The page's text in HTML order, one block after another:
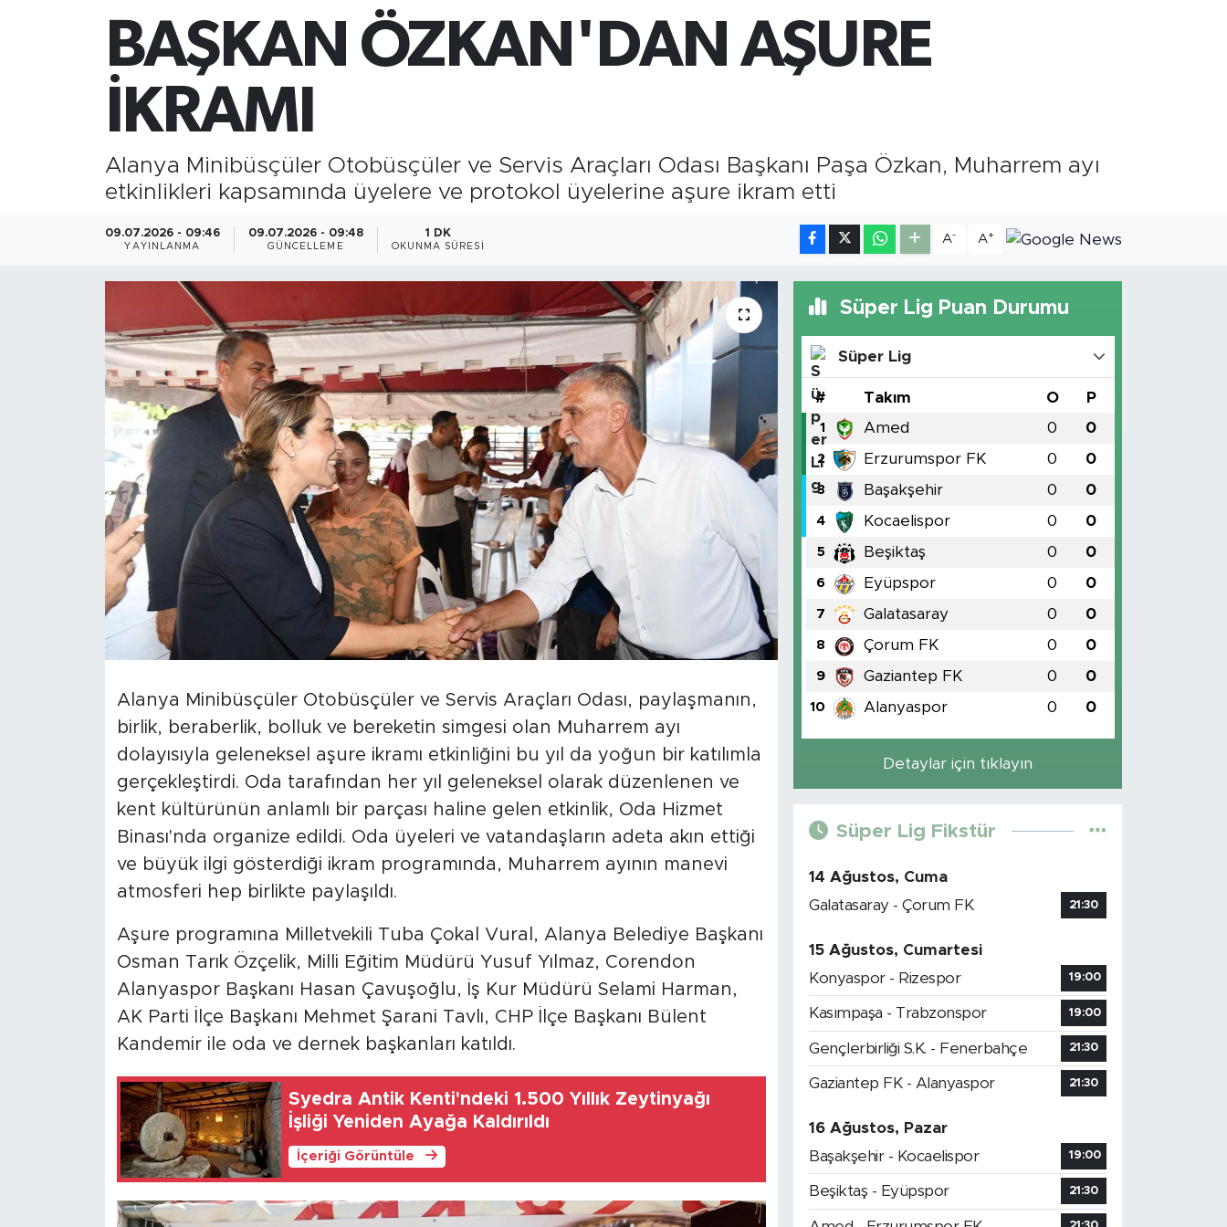
BİST100
13.799
%70
BITCOIN
64.225,61
BAŞKAN ÖZKAN'DAN AŞURE
İKRAMI
Alanya Minibüsçüler Otobüsçüler ve Servis Araçları Odası Başkanı Paşa Özkan, Muharrem ayı
etkinlikleri kapsamında üyelere ve protokol üyelerine aşure ikram etti
09.07.2026 - 09:46
YAYINLANMA
09.07.2026 - 09:48
GÜNCELLEME
1 DK
OKUNMA SÜRESI
A- A+
Alanya Minibüsçüler Otobüsçüler ve Servis Araçları Odası, paylaşmanın,
birlik, beraberlik, bolluk ve bereketin simgesi olan Muharrem ayı
dolayısıyla geleneksel aşure ikramı etkinliğini bu yıl da yoğun bir katılımla
gerçekleştirdi. Oda tarafından her yıl geleneksel olarak düzenlenen ve
kent kültürünün anlamlı bir parçası haline gelen etkinlik, Oda Hizmet
Binası'nda organize edildi. Oda üyeleri ve vatandaşların adeta akın ettiği
ve büyük ilgi gösterdiği ikram programında, Muharrem ayının manevi
atmosferi hep birlikte paylaşıldı.
Aşure programına Milletvekili Tuba Çokal Vural, Alanya Belediye Başkanı
Osman Tarık Özçelik, Milli Eğitim Müdürü Yusuf Yılmaz, Corendon
Alanyaspor Başkanı Hasan Çavuşoğlu, İş Kur Müdürü Selami Harman,
AK Parti İlçe Başkanı Mehmet Şarani Tavlı, CHP İlçe Başkanı Bülent
Kandemir ile oda ve dernek başkanları katıldı.
Syedra Antik Kenti'ndeki 1.500 Yıllık Zeytinyağı
İşliği Yeniden Ayağa Kaldırıldı
İçeriği Görüntüle
Süper Lig Puan Durumu
Süper Lig
# Takım O P
1 Amed 0 0
2 Erzurumspor FK 0 0
3 Başakşehir 0 0
4 Kocaelispor 0 0
5 Beşiktaş 0 0
6 Eyüpspor 0 0
7 Galatasaray 0 0
8 Çorum FK 0 0
9 Gaziantep FK 0 0
10 Alanyaspor 0 0
Detaylar için tıklayın
Süper Lig Fikstür
14 Ağustos, Cuma
Galatasaray - Çorum FK
21:30
15 Ağustos, Cumartesi
Konyaspor - Rizespor
19:00
Kasımpaşa - Trabzonspor 19:00
Gençlerbirliği S.K. - Fenerbahçe 21:30
Gaziantep FK - Alanyaspor 21:30
16 Ağustos, Pazar
Başakşehir - Kocaelispor
19:00
Beşiktaş - Eyüpspor 21:30
Gazipaşa
İnşaat-Emlak
Turizm
Türkiye
Yaşam